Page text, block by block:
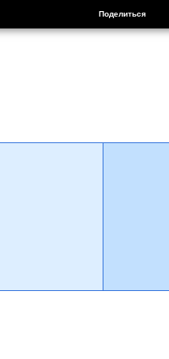
Поделиться